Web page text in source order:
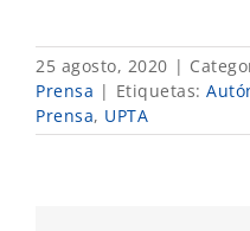
25 agosto, 2020 |
Prensa | Etiquetas:
Prensa, UPTA